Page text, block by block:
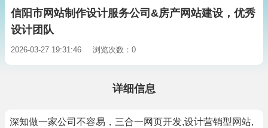
信阳市网站制作设计服务公司&房产网站建设，优秀
设计团队
2026-03-27 19:31:46 浏览次数：0
详细信息
深知做一家公司不容易，三合一网页开发,设计营销型网站,